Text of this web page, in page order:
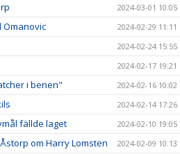
2024-03-01 10:05
2024-02-29 11:11
2024-02-24 15:55
2024-02-17 19:21
i benen" 2024-02-16 10:02
2024-02-14 17:26
fällde laget 2024-02-10 19:05
om Harry Lomsten 2024-02-09 10:13